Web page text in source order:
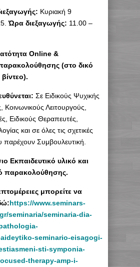
Κυριακή 9
Ώρα διεξαγωγής: 11.00 –
Online &
(στο δικό
Σε Ειδικούς Ψυχικής
Κοινωνικούς Λειτουργούς,
Eιδικούς Θεραπευτές,
και σε όλες τις σχετικές
παρέχουν Συμβουλευτική.
Εκπαιδευτικό υλικό και
παρακολούθησης.
μπορείτε να
https://www.seminars-
seminaria/seminaria-dia-
seminario-eisagogi-
sti-symponia-
therapy-amp-i-